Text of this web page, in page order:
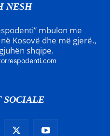
NESH
mbulon me
Kosovë dhe më gjerë.,
shqipe.
SOCIALE